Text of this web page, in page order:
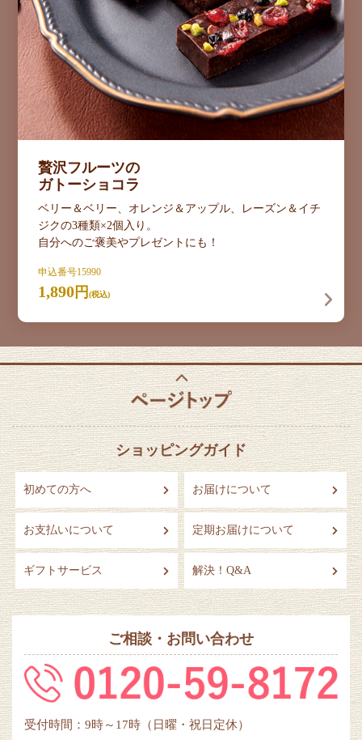
贅沢フルーツの
ガトーショコラ
ベリー＆ベリー、オレンジ＆アップル、レーズン＆イチ
ジクの3種類×2個入り。
自分へのご褒美やプレゼントにも！
申込番号15990
1,890円 (税込)
ショッピングガイド
初めての方へ お届けについて
お支払いについて 定期お届けについて
ギフトサービス 解決！Q&A
ご相談・お問い合わせ
受付時間：9時～17時（日曜・祝日定休）